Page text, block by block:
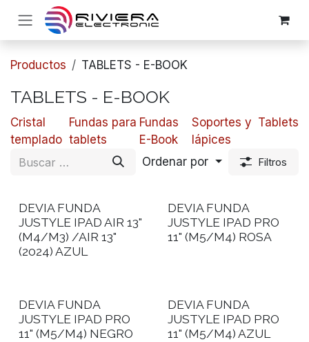
Ir al contenido
Productos TABLETS - E-BOOK
TABLETS - E-BOOK
Cristal
templado
Fundas para
tablets
Fundas
E-Book
Soportes y
lápices
Tablets
Ordenar por Filtros
DEVIA FUNDA
JUSTYLE IPAD AIR 13"
(M4/M3) /AIR 13"
(2024) AZUL
DEVIA FUNDA
JUSTYLE IPAD PRO
11" (M5/M4) ROSA
DEVIA FUNDA
JUSTYLE IPAD PRO
11" (M5/M4) NEGRO
DEVIA FUNDA
JUSTYLE IPAD PRO
11" (M5/M4) AZUL